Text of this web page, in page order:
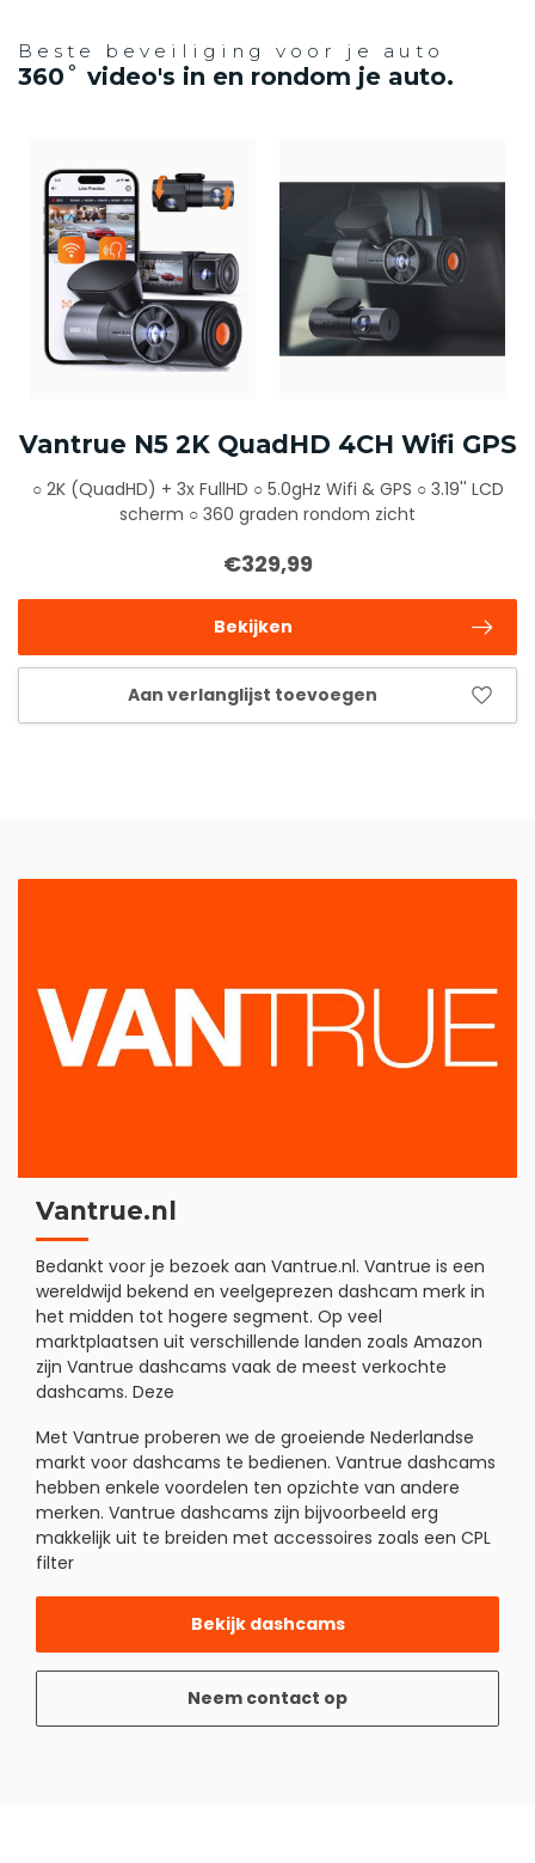
Beste beveiliging voor je auto
360˚ video's in en rondom je auto.
Vantrue N5 2K QuadHD 4CH Wifi GPS
○ 2K (QuadHD) + 3x FullHD ○ 5.0gHz Wifi & GPS ○ 3.19'' LCD
scherm ○ 360 graden rondom zicht
€329,99
Bekijken
Aan verlanglijst toevoegen
Vantrue.nl
Bedankt voor je bezoek aan Vantrue.nl. Vantrue is een
wereldwijd bekend en veelgeprezen dashcam merk in
het midden tot hogere segment. Op veel
marktplaatsen uit verschillende landen zoals Amazon
zijn Vantrue dashcams vaak de meest verkochte
dashcams. Deze
Met Vantrue proberen we de groeiende Nederlandse
markt voor dashcams te bedienen. Vantrue dashcams
hebben enkele voordelen ten opzichte van andere
merken. Vantrue dashcams zijn bijvoorbeeld erg
makkelijk uit te breiden met accessoires zoals een CPL
filter
Bekijk dashcams
Neem contact op